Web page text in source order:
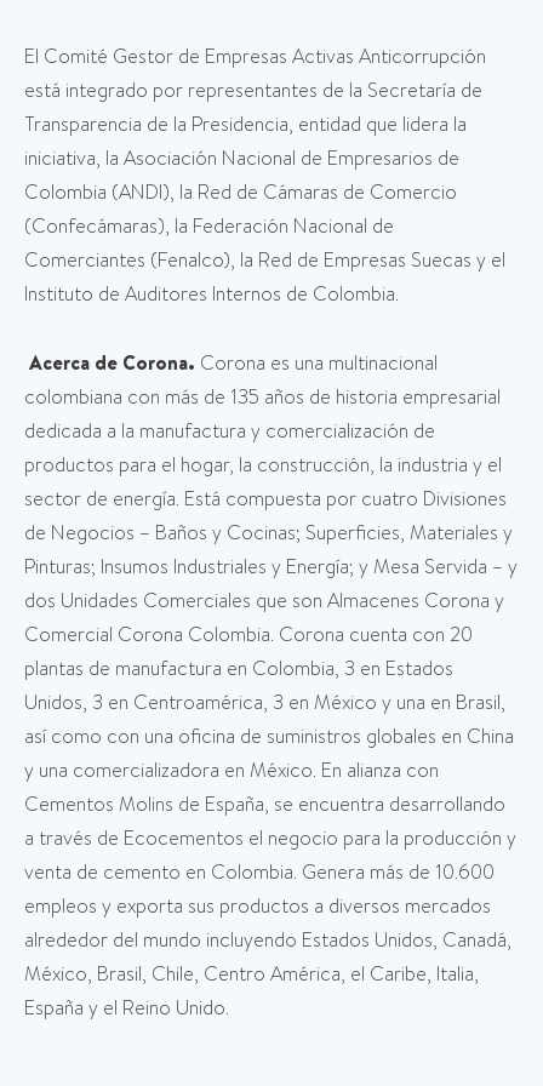
El Comité Gestor de Empresas Activas Anticorrupción
está integrado por representantes de la Secretaría de
Transparencia de la Presidencia, entidad que lidera la
iniciativa, la Asociación Nacional de Empresarios de
Colombia (ANDI), la Red de Cámaras de Comercio
(Confecámaras), la Federación Nacional de
Comerciantes (Fenalco), la Red de Empresas Suecas y el
Instituto de Auditores Internos de Colombia.
Acerca de Corona. Corona es una multinacional
colombiana con más de 135 años de historia empresarial
dedicada a la manufactura y comercialización de
productos para el hogar, la construcción, la industria y el
sector de energía. Está compuesta por cuatro Divisiones
de Negocios – Baños y Cocinas; Superficies, Materiales y
Pinturas; Insumos Industriales y Energía; y Mesa Servida – y
dos Unidades Comerciales que son Almacenes Corona y
Comercial Corona Colombia. Corona cuenta con 20
plantas de manufactura en Colombia, 3 en Estados
Unidos, 3 en Centroamérica, 3 en México y una en Brasil,
así como con una oficina de suministros globales en China
y una comercializadora en México. En alianza con
Cementos Molins de España, se encuentra desarrollando
a través de Ecocementos el negocio para la producción y
venta de cemento en Colombia. Genera más de 10.600
empleos y exporta sus productos a diversos mercados
alrededor del mundo incluyendo Estados Unidos, Canadá,
México, Brasil, Chile, Centro América, el Caribe, Italia,
España y el Reino Unido.